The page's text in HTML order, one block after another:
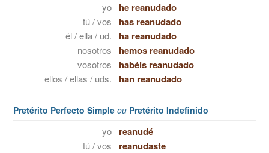
yo he reanudado
tú / vos has reanudado
él / ella / ud. ha reanudado
nosotros hemos reanudado
vosotros habéis reanudado
ellos / ellas / uds. han reanudado
Pretérito Perfecto Simple ou Pretérito Indefinido
yo reanudé
tú / vos reanudaste